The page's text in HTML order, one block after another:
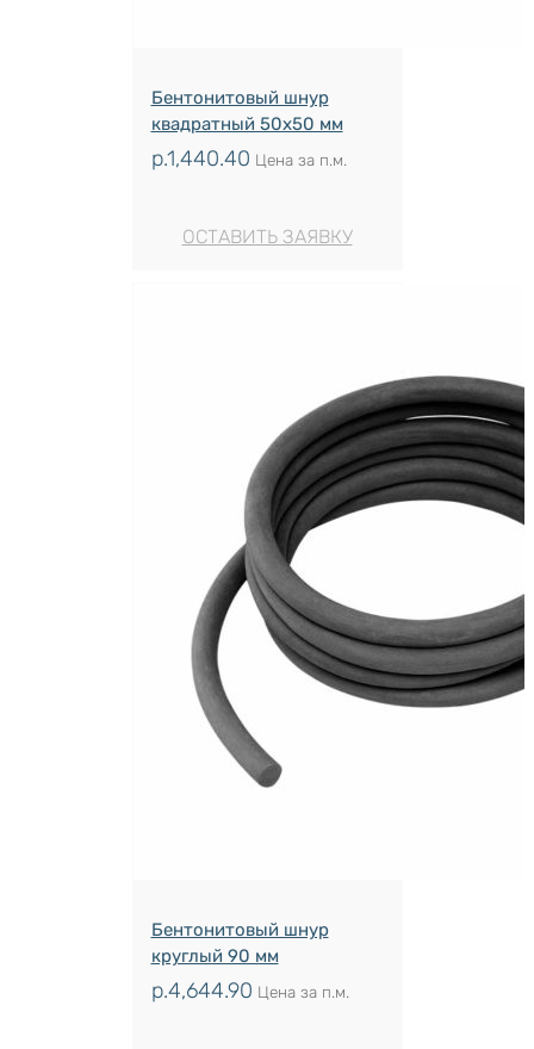
Бентонитовый шнур
квадратный 50х50 мм
р.1,440.40 Цена за п.м.
ОСТАВИТЬ ЗАЯВКУ
Бентонитовый шнур
круглый 90 мм
р.4,644.90 Цена за п.м.